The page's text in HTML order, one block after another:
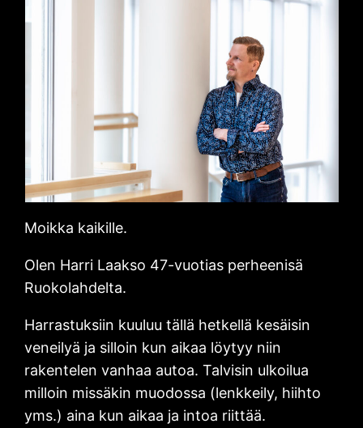
Moikka kaikille.
Olen Harri Laakso 47-vuotias perheenisä
Ruokolahdelta.
Harrastuksiin kuuluu tällä hetkellä kesäisin
veneilyä ja silloin kun aikaa löytyy niin
rakentelen vanhaa autoa. Talvisin ulkoilua
milloin missäkin muodossa (lenkkeily, hiihto
yms.) aina kun aikaa ja intoa riittää.